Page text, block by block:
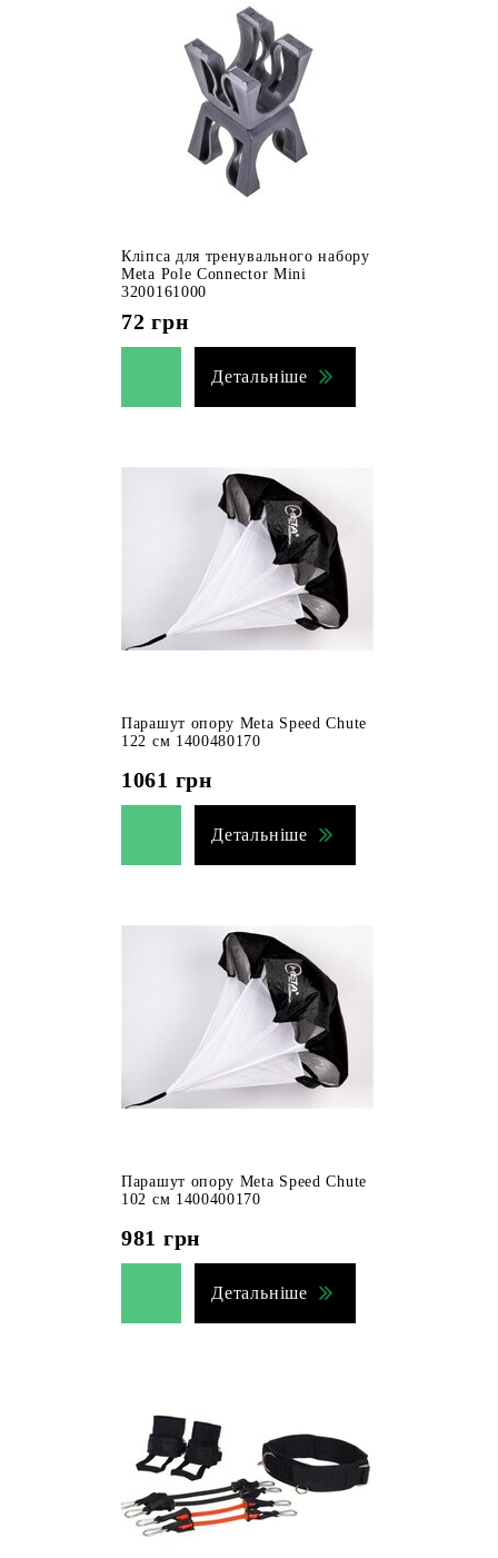
Кліпса для тренувального набору
Meta Pole Connector Mini
3200161000
72 грн
Детальніше
Парашут опору Meta Speed Chute
122 см 1400480170
1061 грн
Детальніше
Парашут опору Meta Speed Chute
102 см 1400400170
981 грн
Детальніше